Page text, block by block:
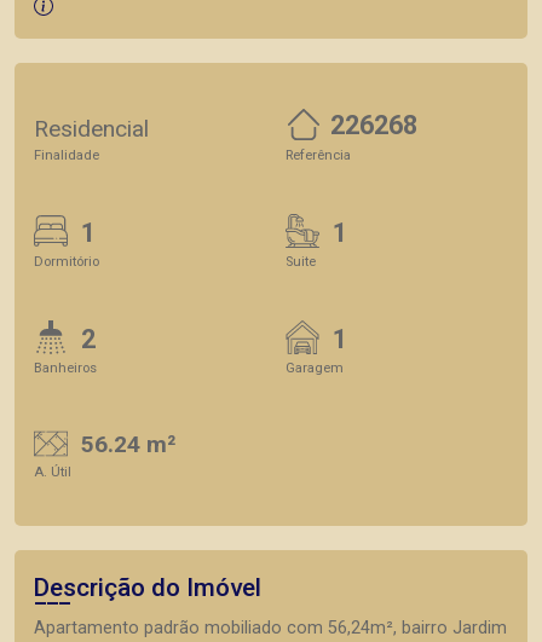
Residencial
Finalidade
226268
Referência
1
Dormitório
1
Suite
2
Banheiros
1
Garagem
56.24 m²
A. Útil
Descrição do Imóvel
Apartamento padrão mobiliado com 56,24m², bairro Jardim